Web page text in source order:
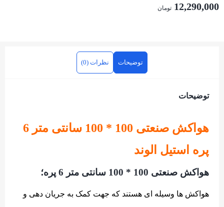
12,290,000 تومان
توضیحات نظرات (0)
توضیحات
هواکش صنعتی 100 * 100 سانتی متر 6
پره استیل الوند
هواکش صنعتی 100 * 100 سانتی متر 6 پره؛
هواکش ها وسیله ای هستند که جهت کمک به جریان دهی و